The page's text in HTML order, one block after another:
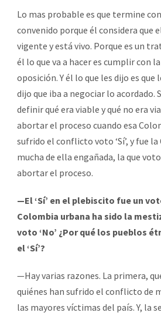
Lo mas probable es que termine
convenido porque él considera que
vigente y está vivo. Porque es un
él lo que va a hacer es cumplir con
oposición. Y él lo que les dijo es que
dijo que iba a negociar lo acordado.
definir qué era viable y qué no era
abortar el proceso cuando esa
sufrido el conflicto voto ‘Sí’, y fue
mucha de ella engañada, la que voto
abortar el proceso.
—El ‘Sí’ en el plebiscito fue un
Colombia urbana ha sido la
voto ‘No’ ¿Por qué los pueblos
el ‘Sí’?
—Hay varias razones. La primera,
quiénes han sufrido el conflicto de
las mayores víctimas del país. Y, la